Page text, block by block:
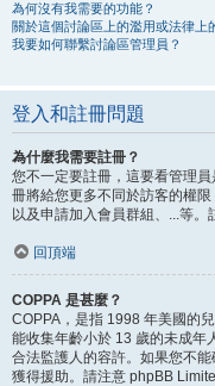
為何沒有我需要的功能？
關於這個討論區上的濫用或法律上
我要如何聯繫討論區管理員？
登入和註冊問題
為什麼我需要註冊？
您不一定要註冊，這要看管理
冊將給您更多不同於訪客的權
以及申請加入會員群組、...等。
回頂端
COPPA 是甚麼？
COPPA，是指 1998 年美國的
能收集年齡小於 13 歲的未成年
合法監護人的容許。如果您不
獲得援助。請注意 phpBB